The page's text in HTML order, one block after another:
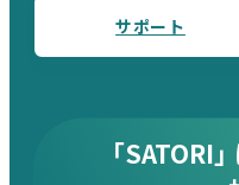
サポート
「SATORI